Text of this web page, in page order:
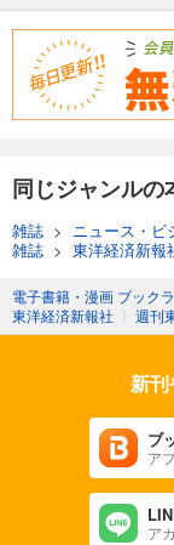
あら
週刊
あら
週刊
880円
あら
週刊
880円
同じジャンルの
雑誌 > ニュース・ビ
雑誌 > 東洋経済新報
電子書籍・漫画 ブック
東洋経済新報社 〉 週刊
新
ブ
ア
ア